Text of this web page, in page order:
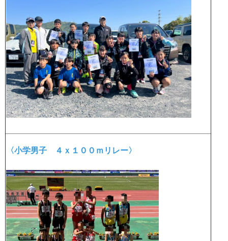
〈小学男子 ４ｘ１００ｍリレー〉